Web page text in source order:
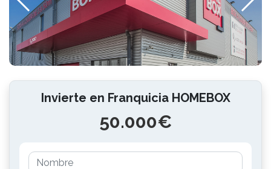
Invierte en Franquicia HOMEBOX
50.000€